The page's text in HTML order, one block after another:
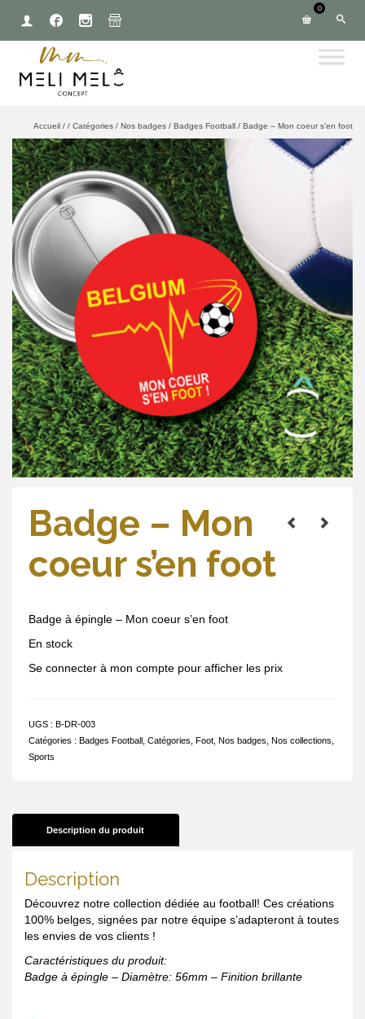
0
Accueil / / Catégories / Nos badges / Badges Football / Badge – Mon coeur s’en foot
Badge – Mon
coeur s’en foot
Badge à épingle – Mon coeur s’en foot
En stock
Se connecter à mon compte pour afficher les prix
UGS : B-DR-003
Catégories : Badges Football Catégories Foot Nos badges Nos collections
Sports
Description du produit
Description
Découvrez notre collection dédiée au football! Ces créations
100% belges, signées par notre équipe s’adapteront à toutes
les envies de vos clients !
Caractéristiques du produit:
Badge à épingle – Diamètre: 56mm – Finition brillante